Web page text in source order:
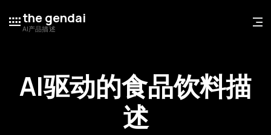
the gendai
AI产品描述
AI驱动的食品饮料描
述